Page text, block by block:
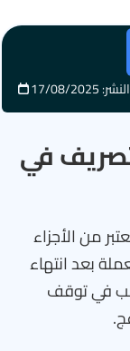
08/2025
في
من الأجزاء
بعد انتهاء
في توقف